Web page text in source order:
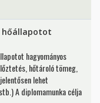
hőállapotot
hagyományos
hőtároló tömeg,
lehet
A diplomamunka célja